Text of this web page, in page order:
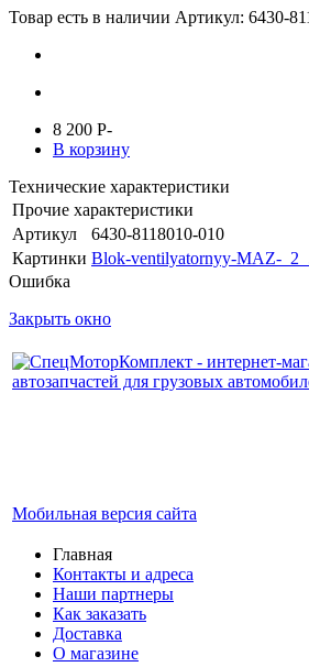
Товар есть в наличии Артикул: 6430-
8 200 P-
В корзину
Технические характеристики
Прочие характеристики
Артикул
6430-8118010-010
Картинки Blok-ventilyatornyy-MAZ-
Ошибка
Закрыть окно
Мобильная версия сайта
Главная
Контакты и адреса
Наши партнеры
Как заказать
Доставка
О магазине